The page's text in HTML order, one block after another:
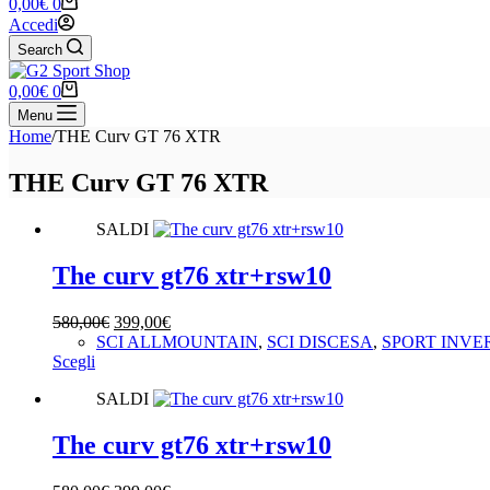
0,00€ 0
Accedi
Search
Carrello
0,00€ 0
Menu
Home/THE Curv GT 76 XTR
THE Curv GT 76 XTR
SALDI
The curv gt76 xtr+rsw10
580,00€ Il
prezzo
580,00€.
399,00€Il
prezzo
399,00€.
SCI ALLMOUNTAIN, SCI DISCESA, SPORT
Scegli
ha
varianti.
Le
SALDI
The curv gt76 xtr+rsw10